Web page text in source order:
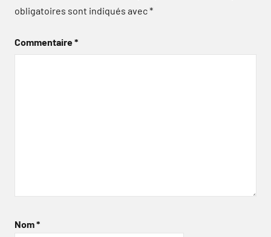
obligatoires sont indiqués avec*
Commentaire*
Nom*